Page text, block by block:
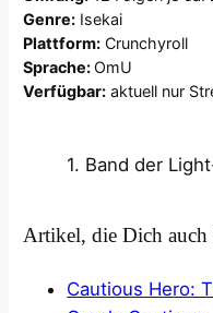
Genre: Isekai
Plattform: Crunchyroll
Sprache:OmU
Verfügbar: aktuell nur
1. Band der
Artikel, die Dich auch
Cautious Hero: